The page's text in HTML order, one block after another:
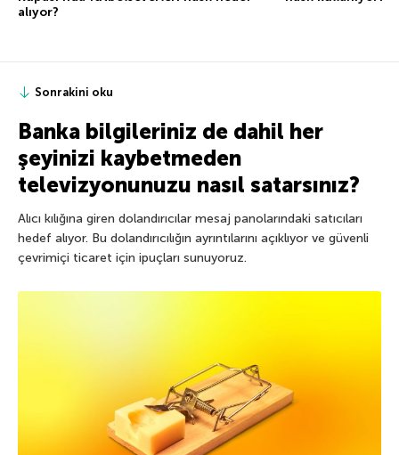
alıyor?
Sonrakini oku
Banka bilgileriniz de dahil her
şeyinizi kaybetmeden
televizyonunuzu nasıl satarsınız?
Alıcı kılığına giren dolandırıcılar mesaj panolarındaki satıcıları
hedef alıyor. Bu dolandırıcılığın ayrıntılarını açıklıyor ve güvenli
çevrimiçi ticaret için ipuçları sunuyoruz.